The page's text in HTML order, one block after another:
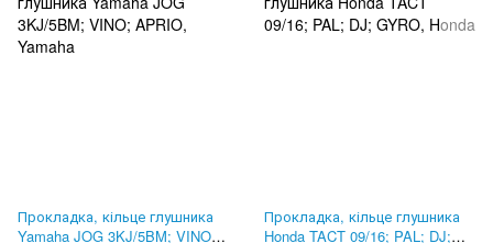
Прокладка, кільце глушника
Yamaha JOG 3KJ/5BM; VINO;
Прокладка, кільце глушника
Honda TACT 09/16; PAL; DJ;